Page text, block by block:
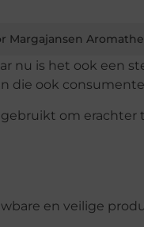
Margajansen
nu is het ook een
die ook
om